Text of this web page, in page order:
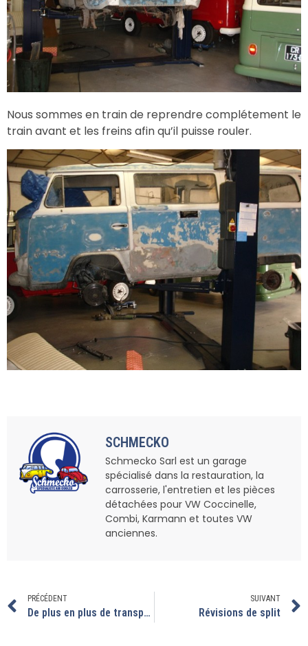
Nous sommes en train de reprendre complétement le
train avant et les freins afin qu’il puisse rouler.
SCHMECKO
Schmecko Sarl est un garage
spécialisé dans la restauration, la
carrosserie, l'entretien et les pièces
détachées pour VW Coccinelle,
Combi, Karmann et toutes VW
anciennes.
PRÉCÉDENT
De plus en plus de transporteur passe par l’atelier
SUIVANT
Révisions de split